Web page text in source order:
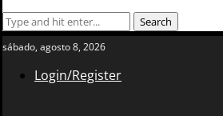
sábado, agosto 8, 2026
Login/Register